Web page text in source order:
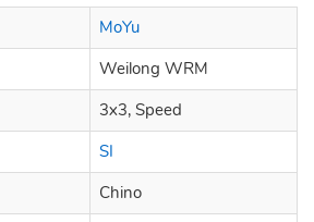
MoYu
Weilong WRM
3x3, Speed
SI
Chino